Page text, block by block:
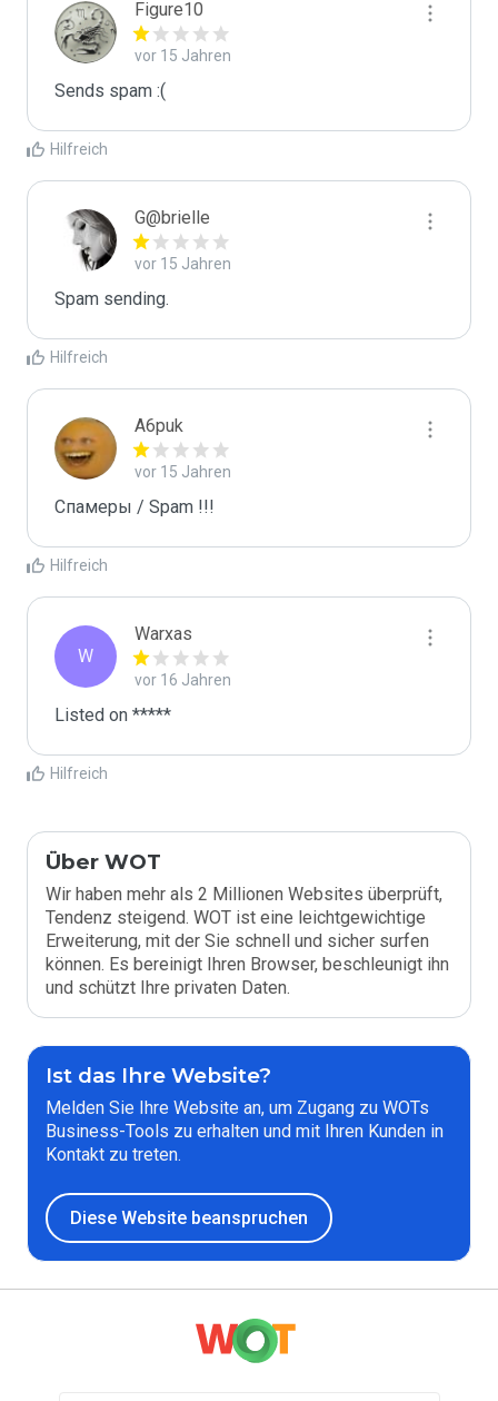
Figure10
vor 15 Jahren
Sends spam :(
Hilfreich
G@brielle
vor 15 Jahren
Spam sending.
Hilfreich
A6puk
vor 15 Jahren
Спамеры / Spam !!!
Hilfreich
W
Warxas
vor 16 Jahren
Listed on *****
Hilfreich
Über WOT
Wir haben mehr als 2 Millionen Websites überprüft,
Tendenz steigend. WOT ist eine leichtgewichtige
Erweiterung, mit der Sie schnell und sicher surfen
können. Es bereinigt Ihren Browser, beschleunigt ihn
und schützt Ihre privaten Daten.
Ist das Ihre Website?
Melden Sie Ihre Website an, um Zugang zu WOTs
Business-Tools zu erhalten und mit Ihren Kunden in
Kontakt zu treten.
Diese Website beanspruchen